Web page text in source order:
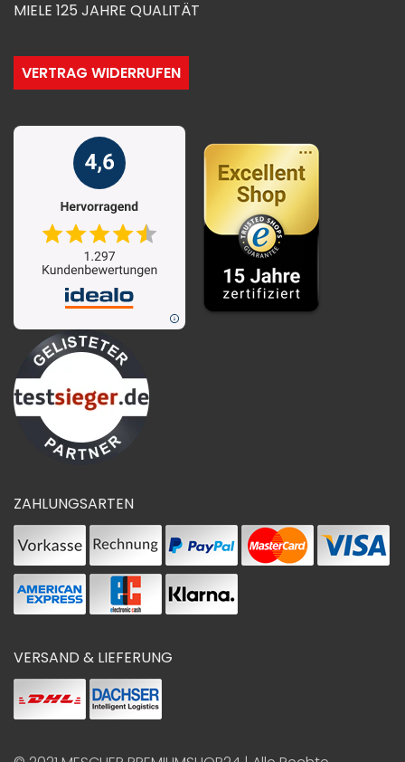
MIELE 125 JAHRE QUALITÄT
VERTRAG WIDERRUFEN
ZAHLUNGSARTEN
VERSAND & LIEFERUNG